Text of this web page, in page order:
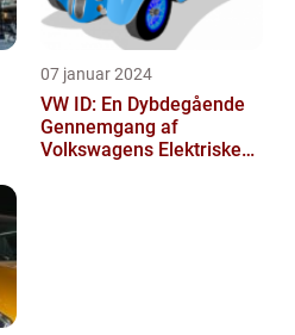
07 januar 2024
VW ID: En Dybdegående
Gennemgang af
Volkswagens Elektriske